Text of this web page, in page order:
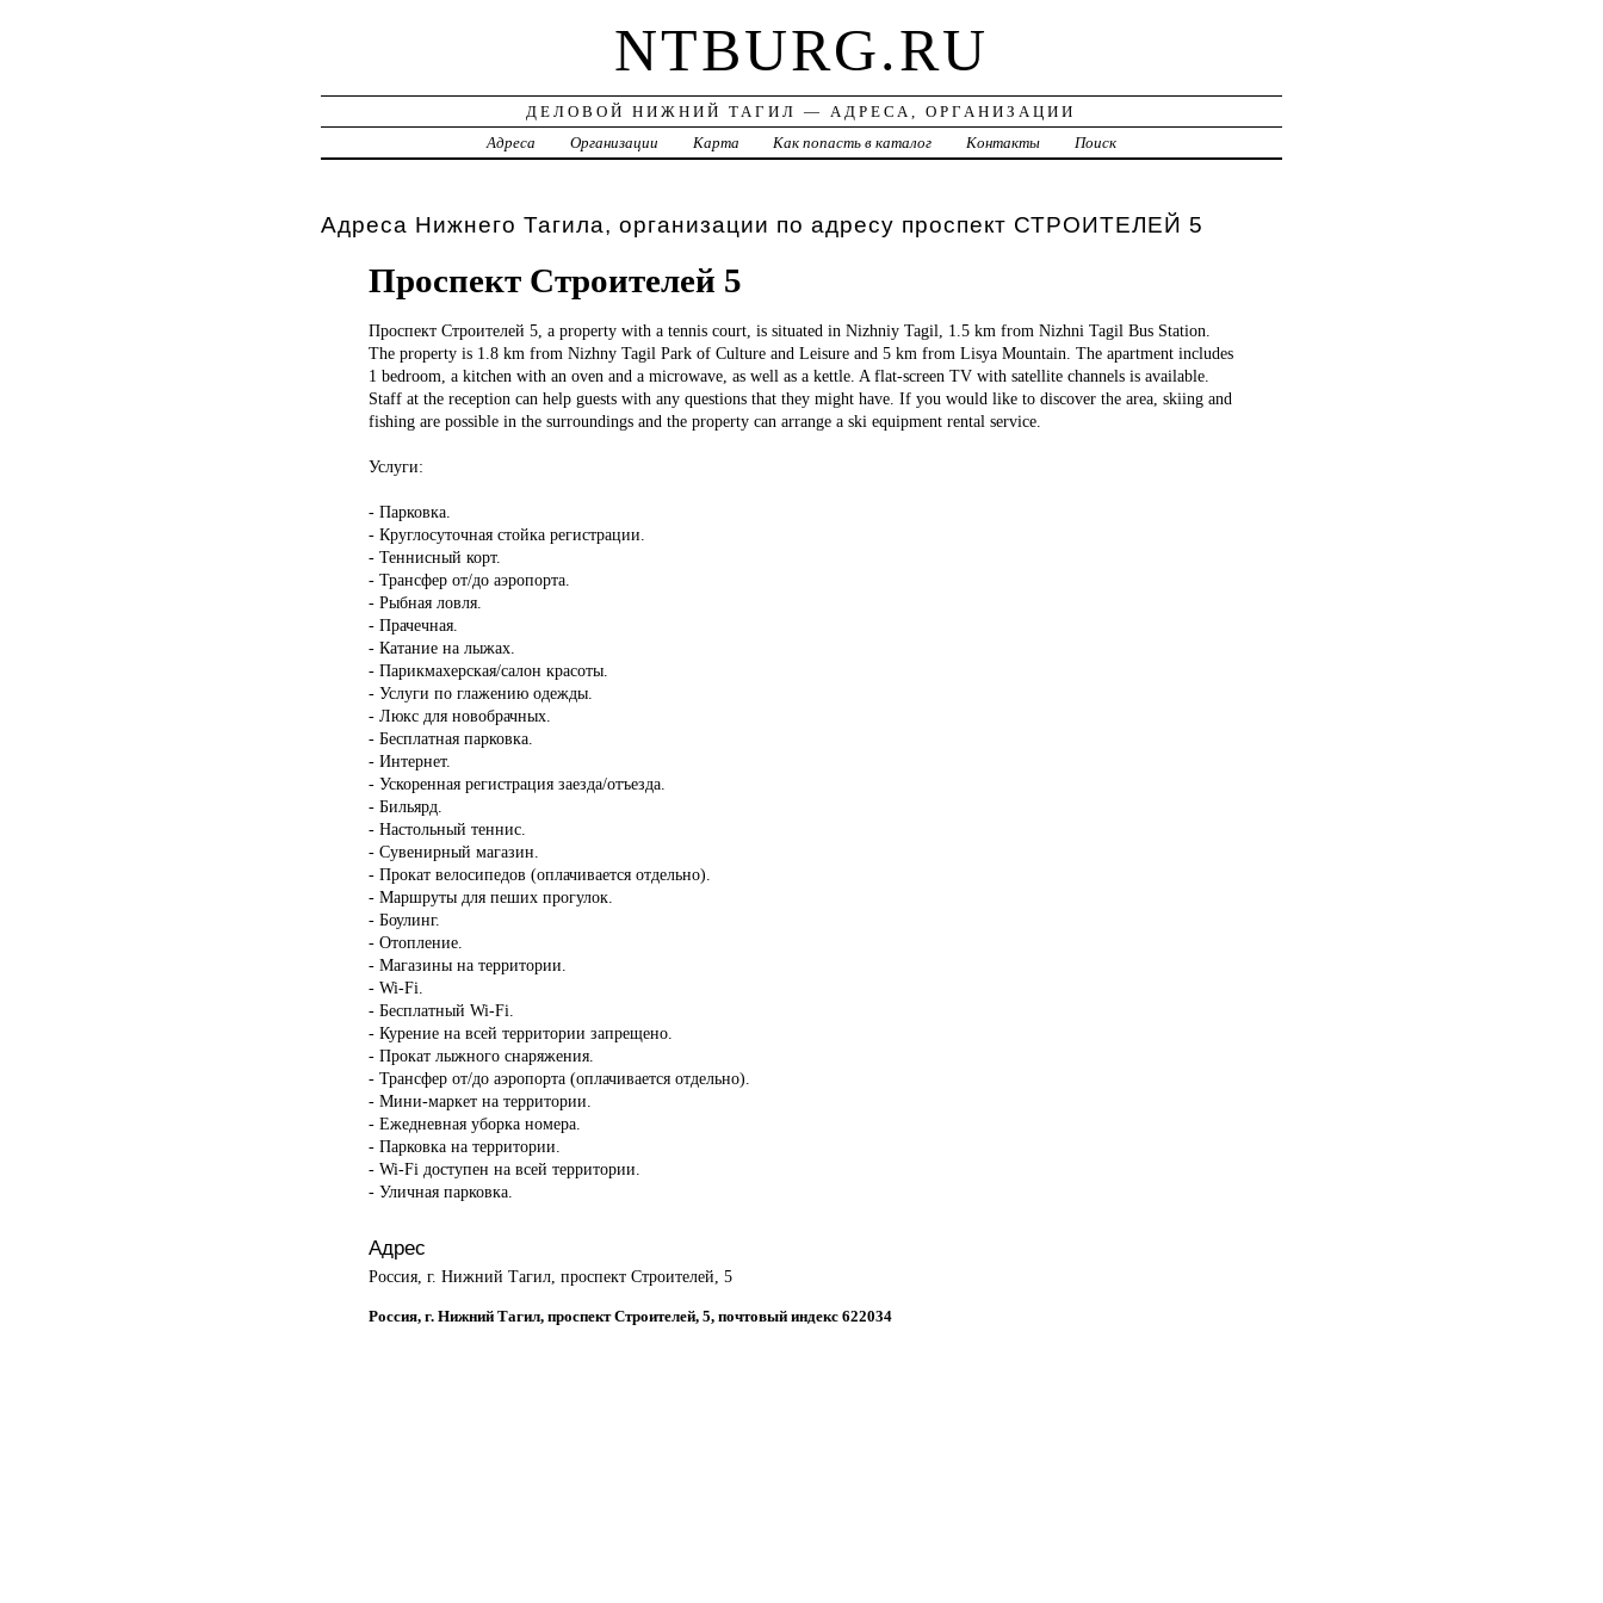
NTBURG.RU
ДЕЛОВОЙ НИЖНИЙ ТАГИЛ — АДРЕСА, ОРГАНИЗАЦИИ
Адреса
Организации Карта Как попасть в каталог Контакты Поиск
Адреса Нижнего Тагила, организации по адресу проспект СТРОИТЕЛЕЙ 5
Проспект Строителей 5
Проспект Строителей 5, a property with a tennis court, is situated in Nizhniy Tagil, 1.5 km from Nizhni Tagil Bus Station.
The property is 1.8 km from Nizhny Tagil Park of Culture and Leisure and 5 km from Lisya Mountain. The apartment includes
1 bedroom, a kitchen with an oven and a microwave, as well as a kettle. A flat-screen TV with satellite channels is available.
Staff at the reception can help guests with any questions that they might have. If you would like to discover the area, skiing and
fishing are possible in the surroundings and the property can arrange a ski equipment rental service.
Услуги:
- Парковка.
- Круглосуточная стойка регистрации.
- Теннисный корт.
- Трансфер от/до аэропорта.
- Рыбная ловля.
- Прачечная.
- Катание на лыжах.
- Парикмахерская/салон красоты.
- Услуги по глажению одежды.
- Люкс для новобрачных.
- Бесплатная парковка.
- Интернет.
- Ускоренная регистрация заезда/отъезда.
- Бильярд.
- Настольный теннис.
- Сувенирный магазин.
- Прокат велосипедов (оплачивается отдельно).
- Маршруты для пеших прогулок.
- Боулинг.
- Отопление.
- Магазины на территории.
- Wi-Fi.
- Бесплатный Wi-Fi.
- Курение на всей территории запрещено.
- Прокат лыжного снаряжения.
- Трансфер от/до аэропорта (оплачивается отдельно).
- Мини-маркет на территории.
- Ежедневная уборка номера.
- Парковка на территории.
- Wi-Fi доступен на всей территории.
- Уличная парковка.
Адрес
Россия, г. Нижний Тагил, проспект Строителей, 5
Россия, г. Нижний Тагил, проспект Строителей, 5, почтовый индекс 622034